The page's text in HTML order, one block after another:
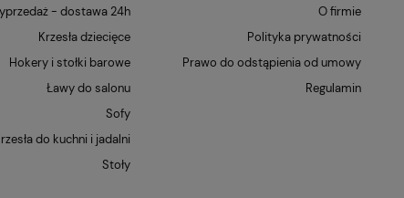
- dostawa 24h
Krzesła dziecięce
Hokery i stołki barowe
Ławy do salonu
Sofy
do kuchni i jadalni
Stoły
O firmie
Polityka prywatności
Prawo do odstąpienia od umowy
Regulamin